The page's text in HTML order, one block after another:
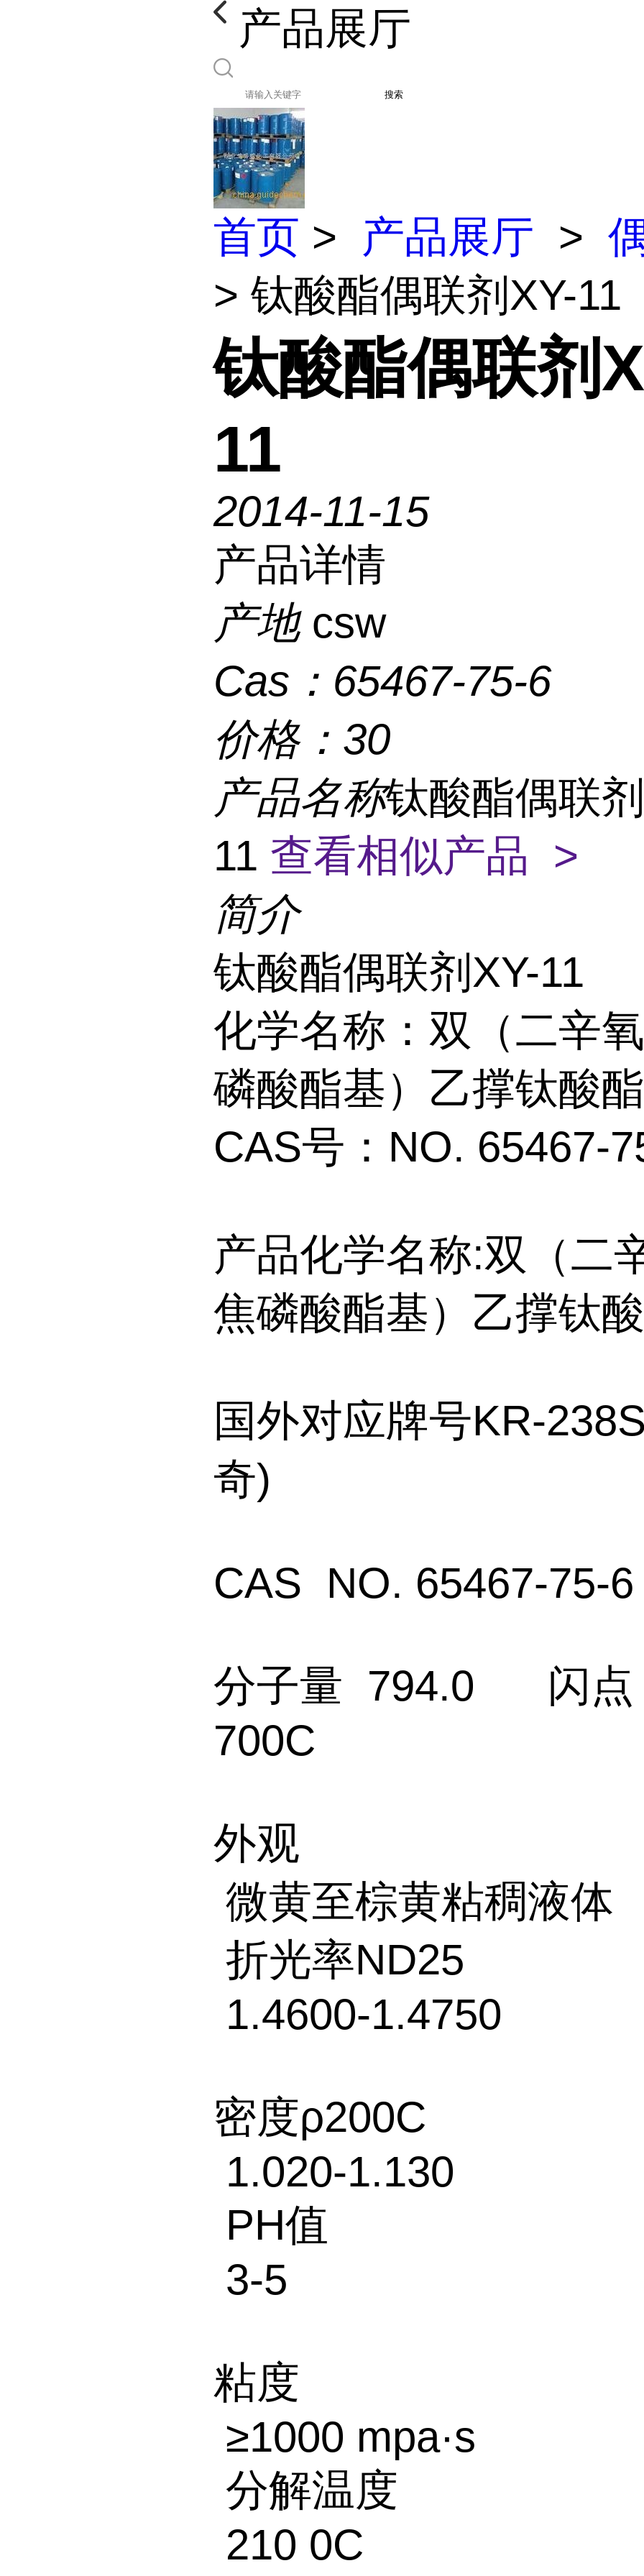
产品展厅
搜索
首页 > 产品展厅 >
> 钛酸酯偶联剂XY-11
钛酸酯偶联剂
11
2014-11-15
产品详情
产地 csw
Cas： 65467-75-6
价格： 30
产品名称钛酸酯偶联
11 查看相似产品 >
简介
钛酸酯偶联剂XY-11
化学名称：双（二辛
磷酸酯基）乙撑钛酸酯
CAS号：NO. 65467-
产品化学名称:双（二
焦磷酸酯基）乙撑钛
国外对应牌号KR-
奇)
CAS NO. 65467-75-6
分子量 794.0 闪点
700C
外观
微黄至棕黄粘稠液体
折光率ND25
1.4600-1.4750
密度ρ200C
1.020-1.130
PH值
3-5
粘度
≥1000 mpa·s
分解温度
210 0C